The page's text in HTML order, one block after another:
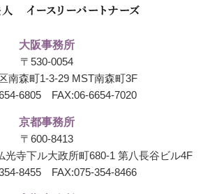
大阪事務所
〒530-0054
南森町1-3-29 MST南森町3F
6805 FAX:06-6654-7020
京都事務所
〒600-8413
光寺下ル大政所町680-1 第八長谷ビル4F
8455 FAX:075-354-8466